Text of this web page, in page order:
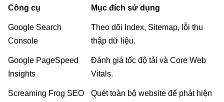
Công cụ Mục đích sử dụng
Google Search
Console
Theo dõi Index, Sitemap, lỗi thu
thập dữ liệu.
Google PageSpeed
Insights
Đánh giá tốc độ tải và Core Web
Vitals.
Screaming Frog SEO
Quét toàn bộ website để phát hiện